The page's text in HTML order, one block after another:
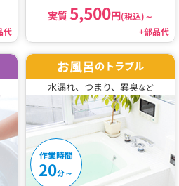
代
実質5,500円(税込)～
+部品代
お風呂のトラブル
水漏れ、つまり、異臭など
作業時間
20分～